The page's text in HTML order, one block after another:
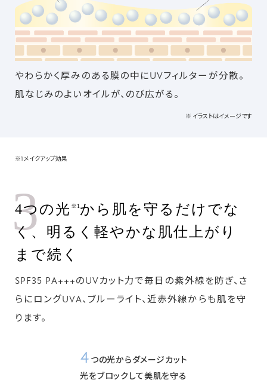
やわらかく厚みのある膜の中にUVフィルターが分散。
肌なじみのよいオイルが、のび広がる。
※ イラストはイメージです
※1 メイクアップ効果
3
4つの光 ※1 から肌を守るだけでな
く、明るく軽やかな肌仕上がり
まで続く
SPF35 PA+++のUVカット力で毎日の紫外線を防ぎ、さ
らにロングUVA、ブルーライト、近赤外線からも肌を守
ります。
4 つの光からダメージカット
光をブロックして美肌を守る